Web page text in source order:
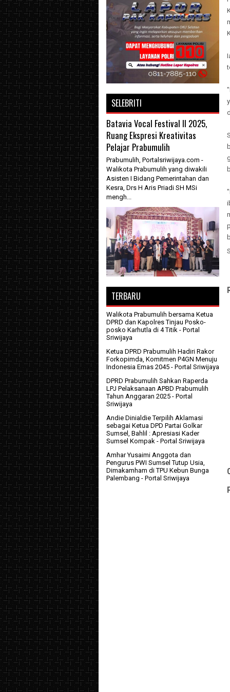
SELEBRITI
Batavia Vocal Festival II 2025,
Ruang Ekspresi Kreativitas
Pelajar Prabumulih
Prabumulih, Portalsriwijaya.com -
Walikota Prabumulih yang diwakili
Asisten I Bidang Pemerintahan dan
Kesra, Drs H Aris Priadi SH MSi
mengh...
TERBARU
Walikota Prabumulih bersama Ketua
DPRD dan Kapolres Tinjau Posko-
posko Karhutla di 4 Titik - Portal
Sriwijaya
Ketua DPRD Prabumulih Hadiri Rakor
Forkopimda, Komitmen P4GN Menuju
Indonesia Emas 2045 - Portal Sriwijaya
DPRD Prabumulih Sahkan Raperda
LPJ Pelaksanaan APBD Prabumulih
Tahun Anggaran 2025 - Portal
Sriwijaya
Andie Dinialdie Terpilih Aklamasi
sebagai Ketua DPD Partai Golkar
Sumsel, Bahlil : Apresiasi Kader
Sumsel Kompak - Portal Sriwijaya
Amhar Yusaimi Anggota dan
Pengurus PWI Sumsel Tutup Usia,
Dimakamham di TPU Kebun Bunga
Palembang - Portal Sriwijaya